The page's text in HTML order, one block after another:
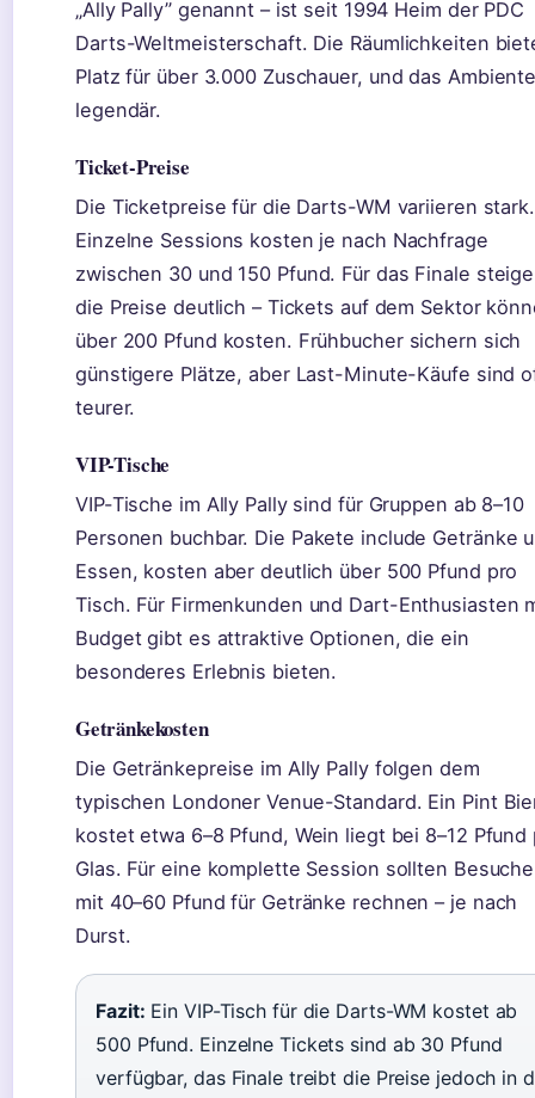
„Ally Pally” genannt – ist seit 1994 Heim der PDC
Darts-Weltmeisterschaft. Die Räumlichkeiten
Platz für über 3.000 Zuschauer, und das
legendär.
Ticket-Preise
Die Ticketpreise für die Darts-WM variieren stark.
Einzelne Sessions kosten je nach Nachfrage
zwischen 30 und 150 Pfund. Für das Finale
die Preise deutlich – Tickets auf dem Sektor
über 200 Pfund kosten. Frühbucher sichern sich
günstigere Plätze, aber Last-Minute-Käufe sind
teurer.
VIP-Tische
VIP-Tische im Ally Pally sind für Gruppen ab 8–10
Personen buchbar. Die Pakete include Getränke
Essen, kosten aber deutlich über 500 Pfund pro
Tisch. Für Firmenkunden und Dart-Enthusiasten
Budget gibt es attraktive Optionen, die ein
besonderes Erlebnis bieten.
Getränkekosten
Die Getränkepreise im Ally Pally folgen dem
typischen Londoner Venue-Standard. Ein Pint
kostet etwa 6–8 Pfund, Wein liegt bei 8–12 Pfund
Glas. Für eine komplette Session sollten
mit 40–60 Pfund für Getränke rechnen – je nach
Durst.
Fazit: Ein VIP-Tisch für die Darts-WM kostet ab
500 Pfund. Einzelne Tickets sind ab 30 Pfund
verfügbar, das Finale treibt die Preise jedoch in